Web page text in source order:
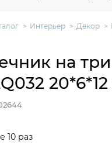
Интерьер Декор
на
10 раз